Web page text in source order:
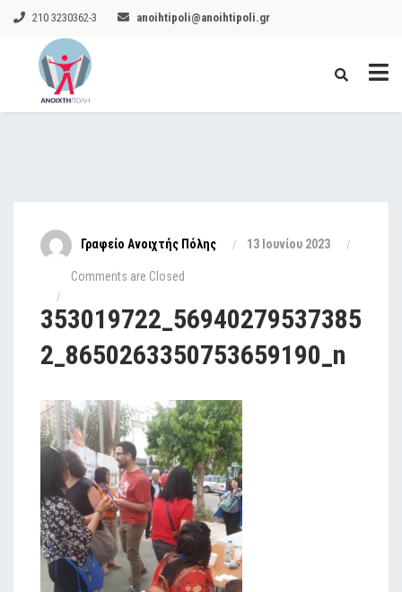
210 3230362-3 anoihtipoli@anoihtipoli.gr
Γραφείο Ανοιχτής Πόλης 13 Ιουνίου 2023
Comments are Closed
353019722_56940279537385
2_8650263350753659190_n